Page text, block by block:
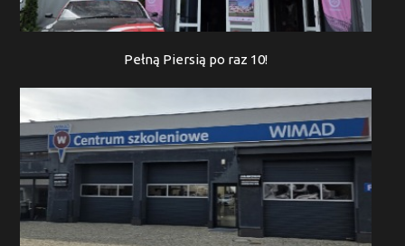
Pełną Piersią po raz 10!